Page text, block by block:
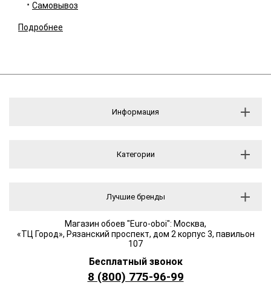
Самовывоз
Подробнее
Информация
Категории
Лучшие бренды
Магазин обоев "Euro-oboi": Москва,
«ТЦ Город», Рязанский проспект, дом 2 корпус 3, павильон
107
Бесплатный звонок
8 (800) 775-96-99